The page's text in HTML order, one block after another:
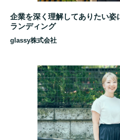
企業を深く理解してありたい
ランディング
glassy株式会社